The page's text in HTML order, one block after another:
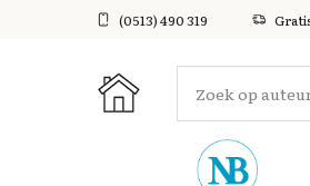
(0513) 490 319